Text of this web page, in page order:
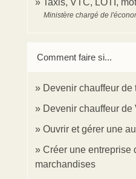
Taxis, VTC, LOTI,
Ministère chargé de
Comment faire si...
Devenir chauffeur de
Devenir chauffeur de
Ouvrir et gérer une
Créer une entreprise
marchandises